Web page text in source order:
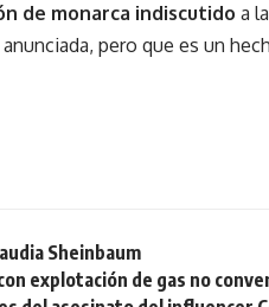
de monarca indiscutido a
pero que es un
Sheinbaum
explotación de gas no